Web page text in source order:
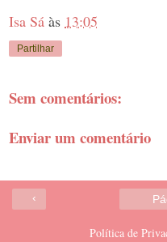
Isa Sá às 13:05
Partilhar
Sem comentários:
Enviar um comentário
‹
Política de